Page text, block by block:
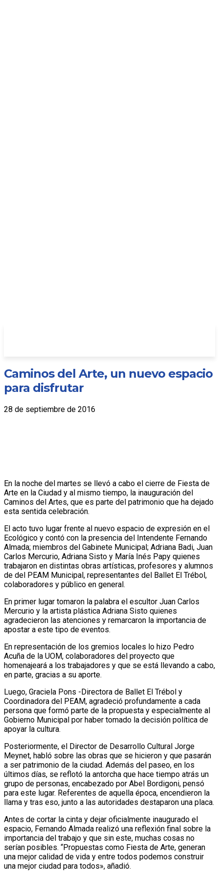
Caminos del Arte, un nuevo espacio
para disfrutar
28 de septiembre de 2016
En la noche del martes se llevó a cabo el cierre de Fiesta de
Arte en la Ciudad y al mismo tiempo, la inauguración del
Caminos del Artes, que es parte del patrimonio que ha dejado
esta sentida celebración.
El acto tuvo lugar frente al nuevo espacio de expresión en el
Ecológico y contó con la presencia del Intendente Fernando
Almada; miembros del Gabinete Municipal; Adriana Badi, Juan
Carlos Mercurio, Adriana Sisto y María Inés Papy quienes
trabajaron en distintas obras artísticas, profesores y alumnos
de del PEAM Municipal, representantes del Ballet El Trébol,
colaboradores y público en general.
En primer lugar tomaron la palabra el escultor Juan Carlos
Mercurio y la artista plástica Adriana Sisto quienes
agradecieron las atenciones y remarcaron la importancia de
apostar a este tipo de eventos.
En representación de los gremios locales lo hizo Pedro
Acuña de la UOM, colaboradores del proyecto que
homenajeará a los trabajadores y que se está llevando a cabo,
en parte, gracias a su aporte.
Luego, Graciela Pons -Directora de Ballet El Trébol y
Coordinadora del PEAM, agradeció profundamente a cada
persona que formó parte de la propuesta y especialmente al
Gobierno Municipal por haber tomado la decisión política de
apoyar la cultura.
Posteriormente, el Director de Desarrollo Cultural Jorge
Meynet, habló sobre las obras que se hicieron y que pasarán
a ser patrimonio de la ciudad. Además del paseo, en los
últimos días, se reflotó la antorcha que hace tiempo atrás un
grupo de personas, encabezado por Abel Bordigoni, pensó
para este lugar. Referentes de aquella época, encendieron la
llama y tras eso, junto a las autoridades destaparon una placa.
Antes de cortar la cinta y dejar oficialmente inaugurado el
espacio, Fernando Almada realizó una reflexión final sobre la
importancia del trabajo y que sin este, muchas cosas no
serían posibles. “Propuestas como Fiesta de Arte, generan
una mejor calidad de vida y entre todos podemos construir
una mejor ciudad para todos», añadió.